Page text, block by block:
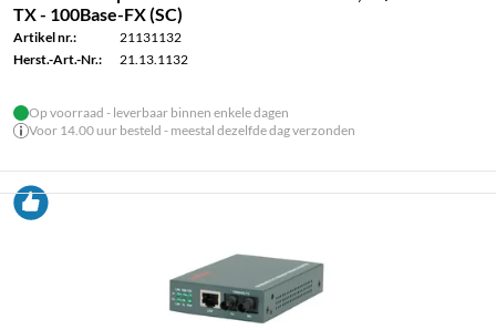
TX - 100Base-FX (SC)
Artikel nr.:
21131132
Herst.-Art.-Nr.:
21.13.1132
Op voorraad - leverbaar binnen enkele dagen
Voor 14.00 uur besteld - meestal dezelfde dag verzonden